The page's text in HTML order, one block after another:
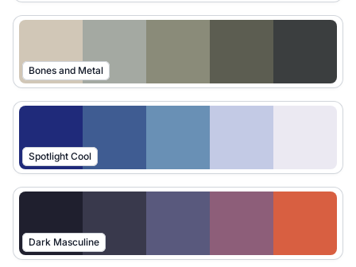
Bones and Metal
Spotlight Cool
Dark Masculine